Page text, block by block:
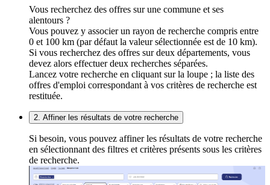
Vous recherchez des offres sur une commune et ses
alentours ?
Vous pouvez y associer un rayon de recherche compris entre
0 et 100 km (par défaut la valeur sélectionnée est de 10 km).
Si vous recherchez des offres sur deux départements, vous
devez alors effectuer deux recherches séparées.
Lancez votre recherche en cliquant sur la loupe ; la liste des
offres d'emploi correspondant à vos critères de recherche est
restituée.
2. Affiner les résultats de votre recherche
Si besoin, vous pouvez affiner les résultats de votre recherche
en sélectionnant des filtres et critères présents sous les critères
de recherche.